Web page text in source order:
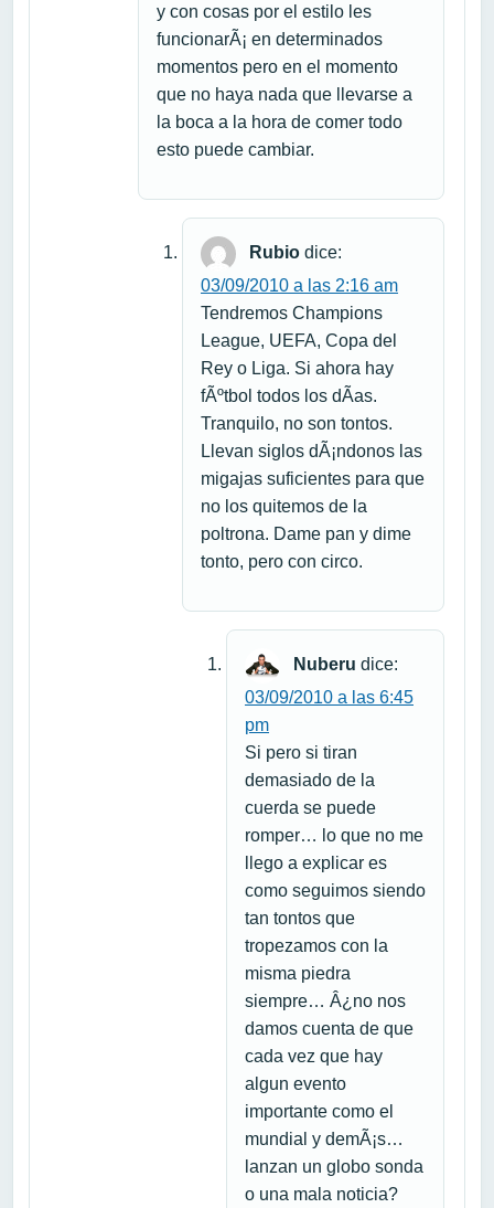
y con cosas por el estilo les
funcionarÃ¡ en determinados
momentos pero en el momento
que no haya nada que llevarse a
la boca a la hora de comer todo
esto puede cambiar.
Rubio dice:
03/09/2010 a las 2:16 am
Tendremos Champions
League, UEFA, Copa del
Rey o Liga. Si ahora hay
fÃºtbol todos los dÃ­as.
Tranquilo, no son tontos.
Llevan siglos dÃ¡ndonos las
migajas suficientes para que
no los quitemos de la
poltrona. Dame pan y dime
tonto, pero con circo.
Nuberu dice:
03/09/2010 a las 6:45
pm
Si pero si tiran
demasiado de la
cuerda se puede
romper… lo que no me
llego a explicar es
como seguimos siendo
tan tontos que
tropezamos con la
misma piedra
siempre… Â¿no nos
damos cuenta de que
cada vez que hay
algun evento
importante como el
mundial y demÃ¡s…
lanzan un globo sonda
o una mala noticia?